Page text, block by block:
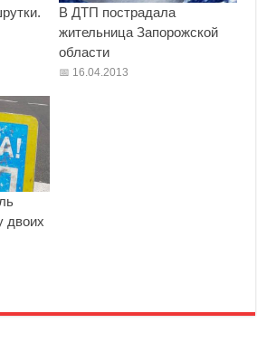
В ДТП пострадала
жительница Запорожской
области
16.04.2013
двоих